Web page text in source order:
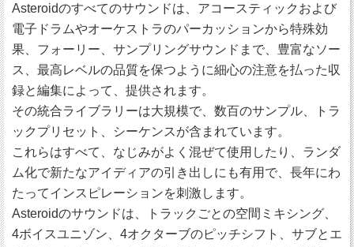
Asteroidのすべてのサウンドは、アコースティックおよび
電子ドラムやオーケストラのパーカッションから特殊効
果、フォーリー、サンプリングサウンドまで、豊富なソー
ス、最高レベルの品質を保つように細心の注意を払った収
録と編集によって、提供されます。
その統合ライブラリーは大規模で、数百のサンプル、トラ
ックプリセット、シーケンスが含まれています。
これらはすべて、なじみがよく混ぜて使用したり、ランダ
ム化で新たなアイディアの引き出しにも有用で、長年にわ
たってインスピレーションを刺激します。
Asteroidのサウンドは、トラックごとの空間ミキシング、
4ボイスユニゾン、4オクターブのピッチシフト、サブとエ